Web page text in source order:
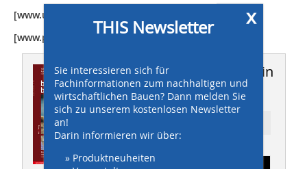
[www.ulma-c.de]
[www.pandionvista.de]
Dieser Artikel erschien in
THIS 05/2010
x
THIS Newsletter
Sie interessieren sich für
Fachinformationen zum nachhaltigen und
wirtschaftlichen Bauen? Dann melden Sie
sich zu unserem kostenlosen Newsletter
an!
Darin informieren wir über:
» Produktneuheiten